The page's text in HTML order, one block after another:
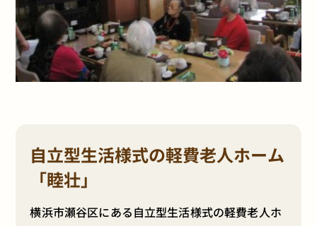
自立型生活様式の軽費老人ホーム
「睦壮」
横浜市瀬谷区にある自立型生活様式の軽費老人ホ